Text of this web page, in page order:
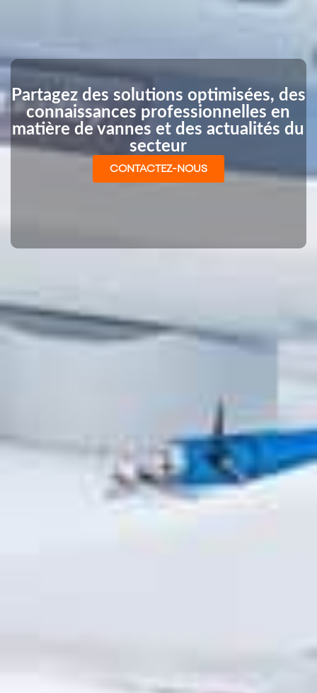
Partagez des solutions optimisées, des
connaissances professionnelles en
matière de vannes et des actualités du
secteur
CONTACTEZ-NOUS